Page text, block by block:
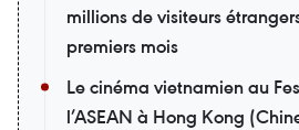
millions de visiteurs
premiers mois
Le cinéma vietnamien au
l’ASEAN à Hong Kong